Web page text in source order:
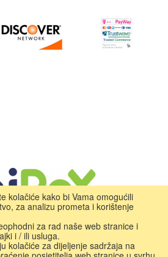
kolačiće kako bi Vama omogućili
za analizu prometa i korištenje
za rad naše web stranice i
i / ili usluga.
kolačiće za dijeljenje sadržaja na